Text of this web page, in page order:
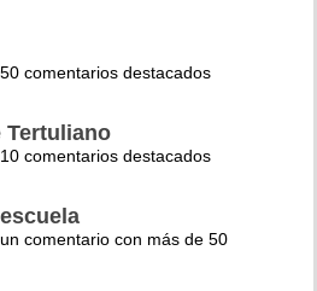
comentarios destacados
Tertuliano
comentarios destacados
comentario con más de 50